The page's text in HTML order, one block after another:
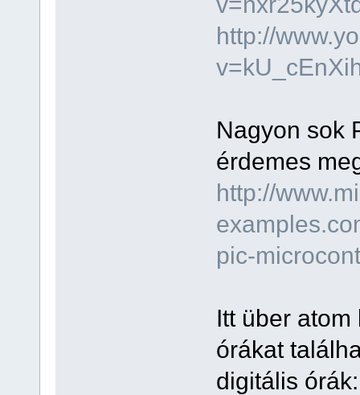
http://
Nagyon sok
érdemes
http://
pic-
Itt über
órákat
digitális órák: